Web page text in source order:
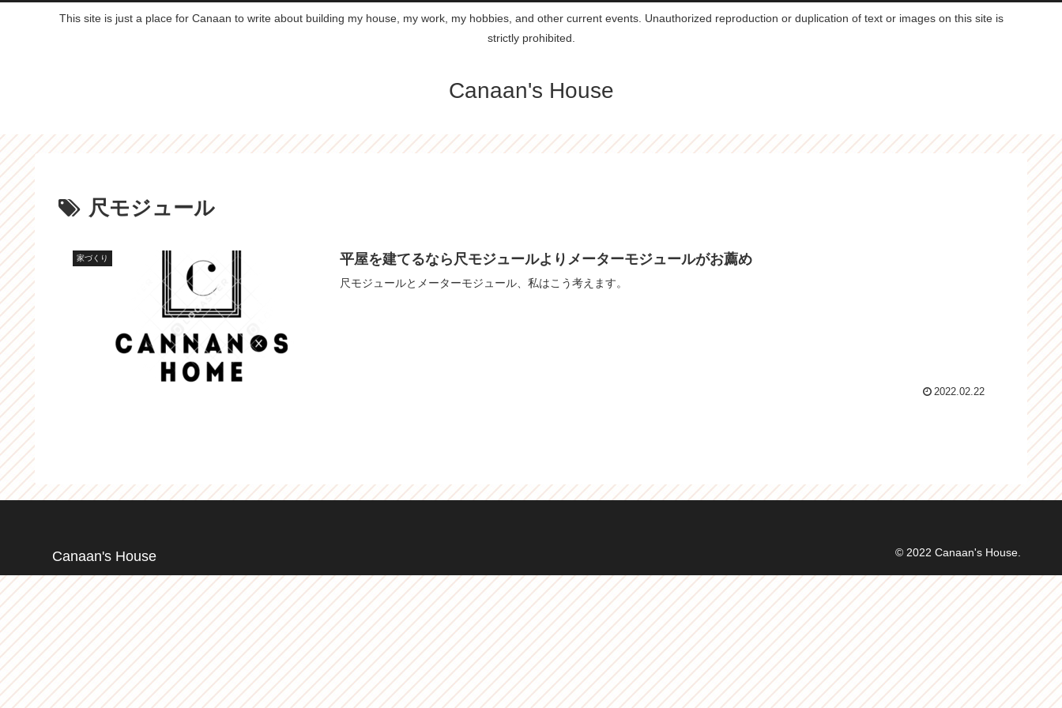
This site is just a place for Canaan to write about building my house, my work, my hobbies, and other current events. Unauthorized reproduction or duplication of text or images on this site is
strictly prohibited.
Canaan's House
尺モジュール
家づくり 平屋を建てるなら尺モジュールよりメーターモジュールがお薦め
尺モジュールとメーターモジュール、私はこう考えます。
2022.02.22
Canaan's House © 2022 Canaan's House.